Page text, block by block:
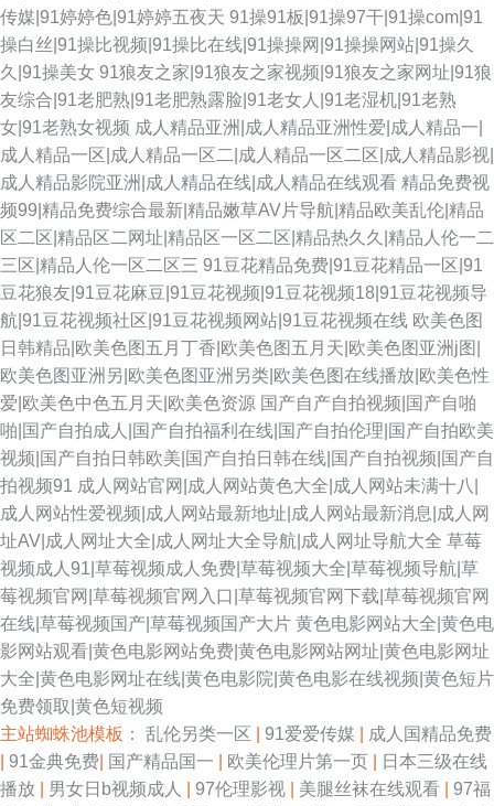
传媒|91婷婷色|91婷婷五夜天 91操91板|91操97干|91操com|91
操白丝|91操比视频|91操比在线|91操操网|91操操网站|91操久
久|91操美女 91狼友之家|91狼友之家视频|91狼友之家网址|91狼
友综合|91老肥熟|91老肥熟露脸|91老女人|91老湿机|91老熟
女|91老熟女视频 成人精品亚洲|成人精品亚洲性爱|成人精品一|
成人精品一区|成人精品一区二|成人精品一区二区|成人精品影视|
成人精品影院亚洲|成人精品在线|成人精品在线观看 精品免费视
频99|精品免费综合最新|精品嫩草AV片导航|精品欧美乱伦|精品
区二区|精品区二网址|精品区一区二区|精品热久久|精品人伦一二
三区|精品人伦一区二区三 91豆花精品免费|91豆花精品一区|91
豆花狼友|91豆花麻豆|91豆花视频|91豆花视频18|91豆花视频导
航|91豆花视频社区|91豆花视频网站|91豆花视频在线 欧美色图
日韩精品|欧美色图五月丁香|欧美色图五月天|欧美色图亚洲j图|
欧美色图亚洲另|欧美色图亚洲另类|欧美色图在线播放|欧美色性
爱|欧美色中色五月天|欧美色资源 国产自产自拍视频|国产自啪
啪|国产自拍成人|国产自拍福利在线|国产自拍伦理|国产自拍欧美
视频|国产自拍日韩欧美|国产自拍日韩在线|国产自拍视频|国产自
拍视频91 成人网站官网|成人网站黄色大全|成人网站未满十八|
成人网站性爱视频|成人网站最新地址|成人网站最新消息|成人网
址AV|成人网址大全|成人网址大全导航|成人网址导航大全 草莓
视频成人91|草莓视频成人免费|草莓视频大全|草莓视频导航|草
莓视频官网|草莓视频官网入口|草莓视频官网下载|草莓视频官网
在线|草莓视频国产|草莓视频国产大片 黄色电影网站大全|黄色电
影网站观看|黄色电影网站免费|黄色电影网站网址|黄色电影网址
大全|黄色电影网址在线|黄色电影院|黄色电影在线视频|黄色短片
免费领取|黄色短视频
主站蜘蛛池模板： 乱伦另类一区 91爱爱传媒
成人国精品免费
91金典免费 国产精品国一 欧美伦理片第一页
日本三级在线
播放
男女日b视频成人 97伦理影视 美腿丝袜在线观看
97福